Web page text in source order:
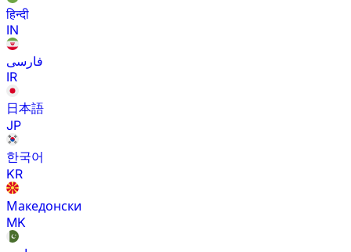
हिन्दी
IN
فارسی
IR
日本語
JP
한국어
KR
Македонски
MK